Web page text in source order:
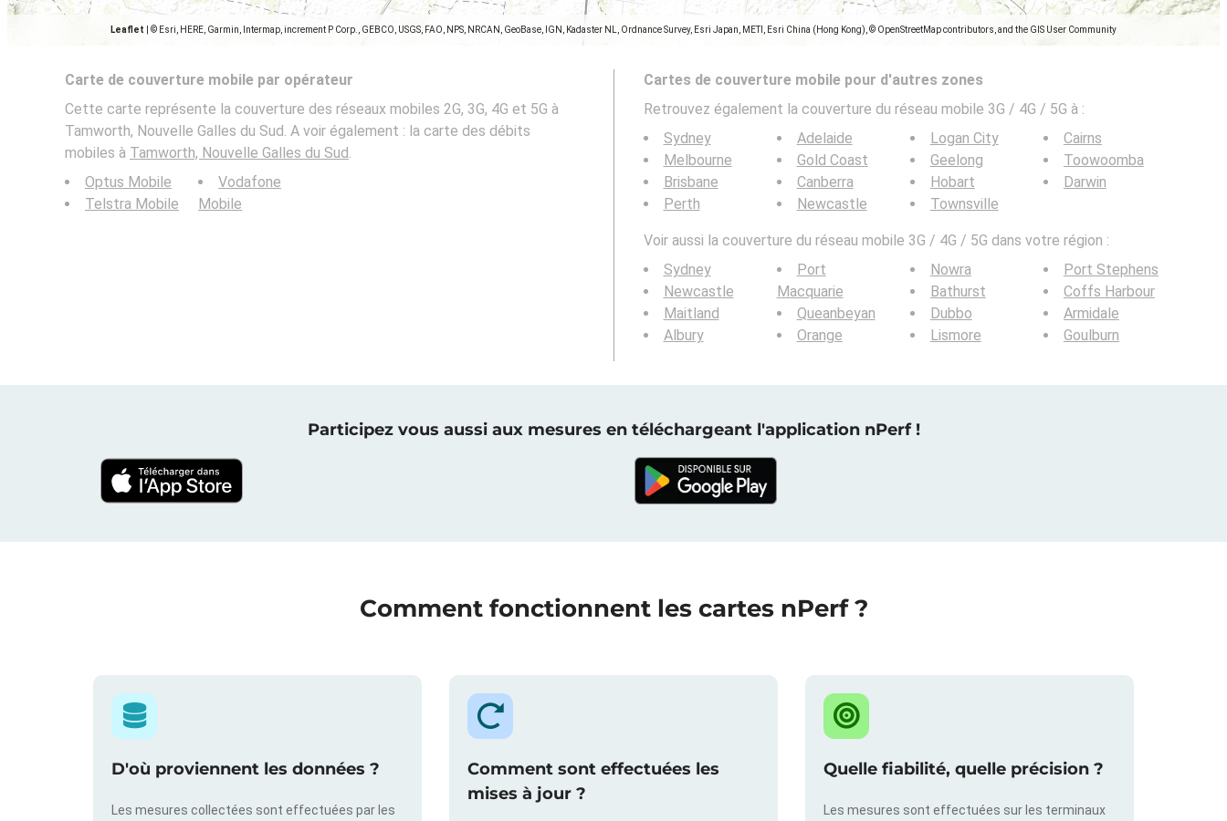
Leaflet © Esri, HERE, Garmin, Intermap, increment P Corp., GEBCO, USGS, FAO, NPS, NRCAN, GeoBase, IGN, Kadaster NL, Ordnance Survey, Esri Japan, METI, Esri China (Hong Kong), © OpenStreetMap contributors, and the GIS User Community
Carte de couverture mobile par opérateur
Cette carte représente la couverture des réseaux mobiles 2G, 3G, 4G et 5G à
Tamworth, Nouvelle Galles du Sud. A voir également : la carte des débits
mobiles à Tamworth, Nouvelle Galles du Sud.
Optus Mobile
Telstra Mobile
Vodafone
Mobile
Cartes de couverture mobile pour d'autres zones
Retrouvez également la couverture du réseau mobile 3G / 4G / 5G à :
Sydney
Melbourne
Brisbane
Perth
Adelaide
Gold Coast
Canberra
Newcastle
Logan City
Geelong
Hobart
Townsville
Cairns
Toowoomba
Darwin
Voir aussi la couverture du réseau mobile 3G / 4G / 5G dans votre région :
Sydney
Newcastle
Maitland
Albury
Port
Macquarie
Queanbeyan
Orange
Nowra
Bathurst
Dubbo
Lismore
Port Stephens
Coffs Harbour
Armidale
Goulburn
Participez vous aussi aux mesures en téléchargeant l'application nPerf !
Comment fonctionnent les cartes nPerf ?
D'où proviennent les données ?
Les mesures collectées sont effectuées par les
Comment sont effectuées les
mises à jour ?
Quelle fiabilité, quelle précision ?
Les mesures sont effectuées sur les terminaux